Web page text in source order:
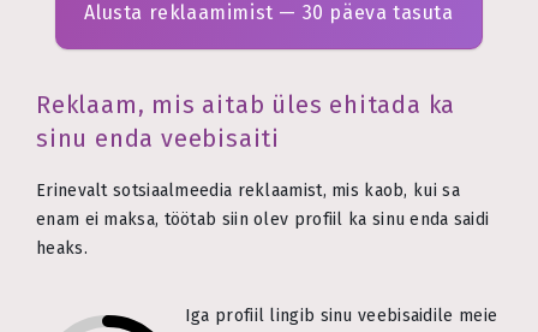
Alusta reklaamimist — 30 päeva tasuta
Reklaam, mis aitab üles ehitada ka
sinu enda veebisaiti
Erinevalt sotsiaalmeedia reklaamist, mis kaob, kui sa
enam ei maksa, töötab siin olev profiil ka sinu enda saidi
heaks.
Iga profiil lingib sinu veebisaidile meie